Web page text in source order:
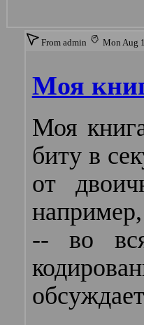
From admin Mon Aug
Моя
Моя
биту в
от
-- во